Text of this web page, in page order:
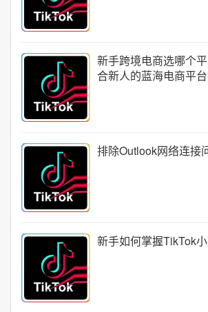
新手跨境电商选哪个
合新人的蓝海电商平
排除Outlook网络连接
新手如何掌握TikTok